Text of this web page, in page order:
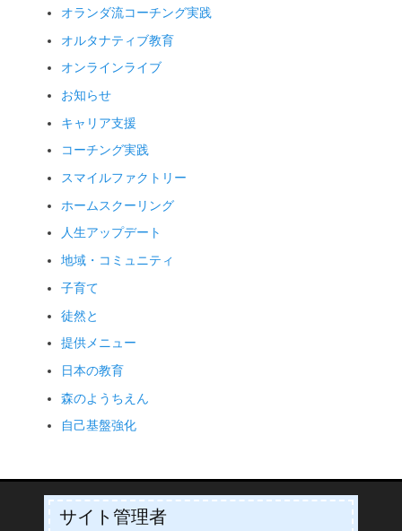
オランダ流コーチング実践
オルタナティブ教育
オンラインライブ
お知らせ
キャリア支援
コーチング実践
スマイルファクトリー
ホームスクーリング
人生アップデート
地域・コミュニティ
子育て
徒然と
提供メニュー
日本の教育
森のようちえん
自己基盤強化
サイト管理者